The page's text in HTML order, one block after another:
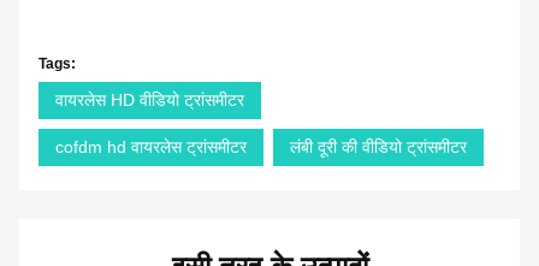
Tags:
वायरलेस HD वीडियो ट्रांसमीटर
cofdm hd वायरलेस ट्रांसमीटर लंबी दूरी की वीडियो ट्रांसमीटर